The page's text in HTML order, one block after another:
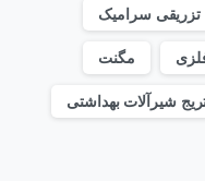
تزریقی سرامیک
مگنت
شیرآلات بهداشتی